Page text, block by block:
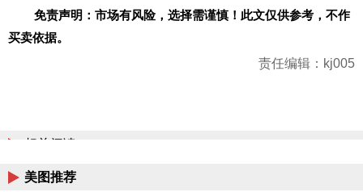
免责声明：市场有风险，选择需谨慎！此文仅供参考，不作
买卖依据。
责任编辑：kj005
相关阅读
美图推荐